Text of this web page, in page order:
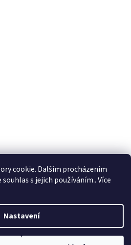
cookie. Dalším procházením
s jejich používáním.. Více
Nastavení
Vytvořil Shoptet